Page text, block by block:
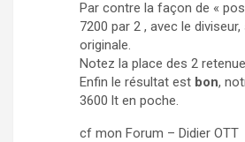
Par contre la façon de «
7200 par 2 , avec le
originale.
Notez la place des 2
Enfin le résultat est bon,
3600 lt en poche.
cf mon Forum – Didier OTT